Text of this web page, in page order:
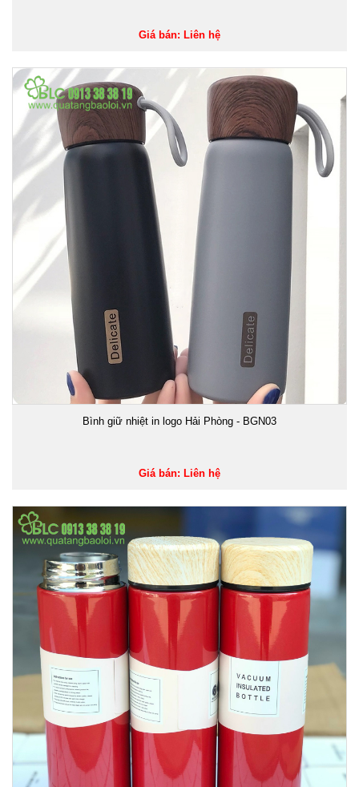
Giá bán: Liên hệ
Bình giữ nhiệt in logo Hải Phòng - BGN03
Giá bán: Liên hệ